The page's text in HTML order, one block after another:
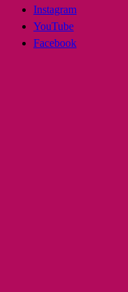
Instagram
YouTube
Facebook